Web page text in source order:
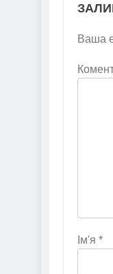
Ваша
Ім'я *